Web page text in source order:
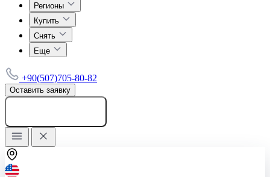
Регионы
Купить
Снять
Еще
+90(507)705-80-82
Оставить заявку